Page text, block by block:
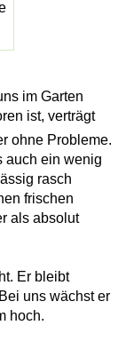
im Garten
ist, verträgt
ohne Probleme.
auch ein wenig
rasch
frischen
als absolut
Er bleibt
uns wächst er
hoch.